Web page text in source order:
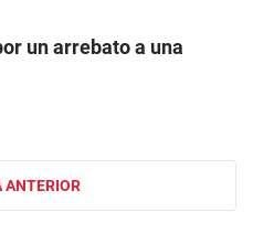
un arrebato a una